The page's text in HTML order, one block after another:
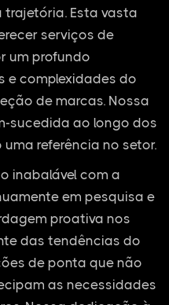
Esta vasta
serviços de
um profundo
e complexidades do
de marcas. Nossa
sucedida ao longo dos
referência no setor.
inabalável com a
em pesquisa e
proativa nos
das tendências do
de ponta que não
as necessidades